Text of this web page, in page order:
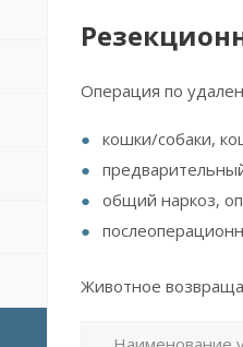
Операция по
кошки/собаки,
общий наркоз,
Животное